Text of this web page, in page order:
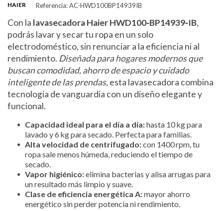
HAIER Referencia: AC-HWD100BP14939IB
Con la lavasecadora Haier HWD100‑BP14939‑IB,
podrás lavar y secar tu ropa en un solo
electrodoméstico, sin renunciar a la eficiencia ni al
rendimiento. Diseñada para hogares modernos que
buscan comodidad, ahorro de espacio y cuidado
inteligente de las prendas, esta lavasecadora combina
tecnología de vanguardia con un diseño elegante y
funcional.
Capacidad ideal para el día a día:hasta 10 kg para
lavado y 6 kg para secado. Perfecta para familias.
Alta velocidad de centrifugado:con 1400 rpm, tu
ropa sale menos húmeda, reduciendo el tiempo de
secado.
Vapor higiénico:elimina bacterias y alisa arrugas para
un resultado más limpio y suave.
Clase de eficiencia energética A:mayor ahorro
energético sin perder potencia ni rendimiento.